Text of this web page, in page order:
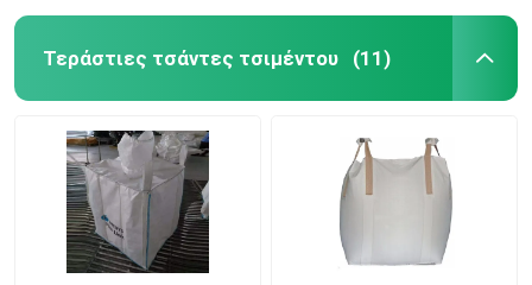
Τεράστιες τσάντες τσιμέντου (11)